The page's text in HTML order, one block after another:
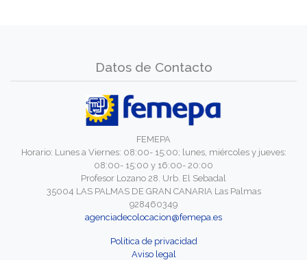
Datos de Contacto
FEMEPA
Horario: Lunes a Viernes: 08:00- 15:00; lunes, miércoles y jueves:
08:00- 15:00 y 16:00- 20:00
Profesor Lozano 28. Urb. El Sebadal
35004 LAS PALMAS DE GRAN CANARIA Las Palmas
928460349
agenciadecolocacion@femepa.es
Política de privacidad
Aviso legal